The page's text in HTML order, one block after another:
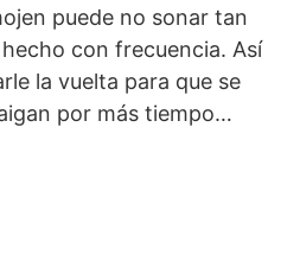
puede no sonar tan
con frecuencia. Así
la vuelta para que se
por más tiempo…